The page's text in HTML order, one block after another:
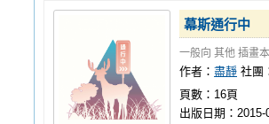
幕斯通行中
一般向 其他 插畫本
作者： 盡靜 社團
頁數：16頁
出版日期：2015-